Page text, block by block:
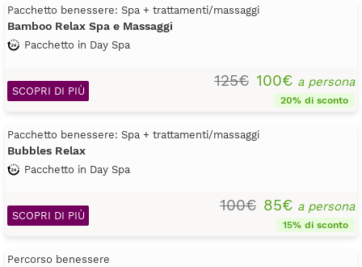
Pacchetto benessere: Spa + trattamenti/massaggi
Bamboo Relax Spa e Massaggi
Pacchetto in Day Spa
125€ 100€ a persona
20% di sconto
SCOPRI DI PIÙ
Pacchetto benessere: Spa + trattamenti/massaggi
Bubbles Relax
Pacchetto in Day Spa
100€ 85€ a persona
15% di sconto
SCOPRI DI PIÙ
Percorso benessere